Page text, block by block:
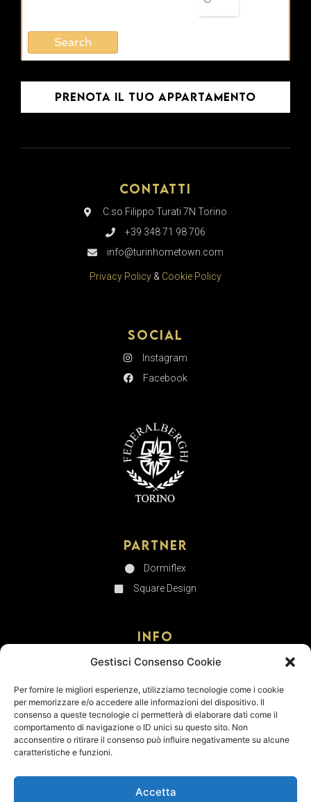
Gestisci Consenso Cookie
Per fornire le migliori esperienze, utilizziamo tecnologie come i cookie
per memorizzare e/o accedere alle informazioni del dispositivo. Il
consenso a queste tecnologie ci permetterà di elaborare dati come il
comportamento di navigazione o ID unici su questo sito. Non
acconsentire o ritirare il consenso può influire negativamente su alcune
caratteristiche e funzioni.
Accetta
Prenota il tuo appartamento
Contatti
C.so Filippo Turati 7N Torino
+39 348 71 98 706
info@turinhometown.com
Privacy Policy & Cookie Policy
Social
Instagram
Facebook
Partner
Dormiflex
Square Design
Info
TURINHOMETOWN S.r.l.s.
10128 – Torino
C.F. / P.IVA 12617480012
CIR 001272-CIM-00077
CIN IT001272B4BAAOUPWM